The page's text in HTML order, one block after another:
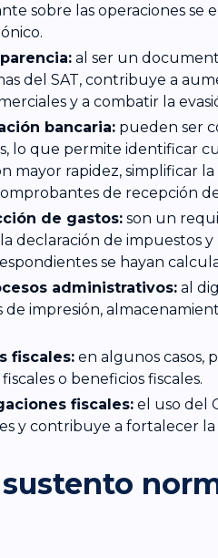
sobre las operaciones se
al ser un
del SAT, contribuye a
y a combatir la
bancaria:pueden ser
lo que permite identificar
mayor rapidez, simplificar
de recepción
de gastos:son un
declaración de impuestos
se hayan
administrativos:al
de impresión,
fiscales:en algunos casos,
o beneficios fiscales.
fiscales:el uso del
y contribuye a fortalecer
sustento